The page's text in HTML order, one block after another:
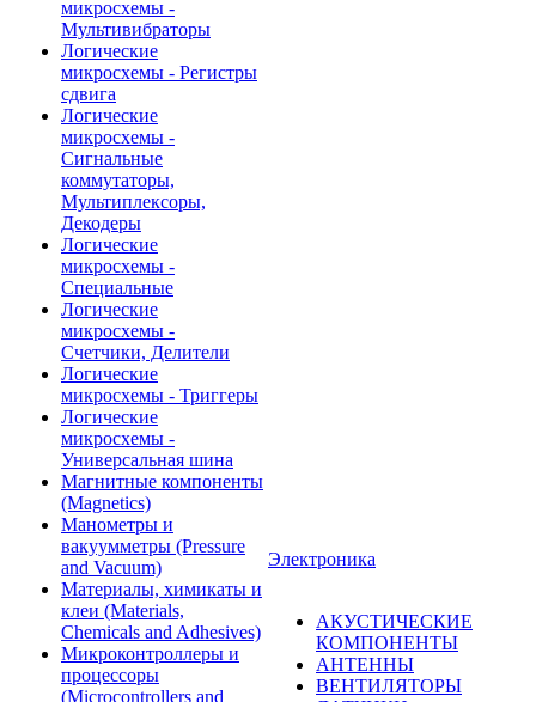
микросхемы -
Мультивибраторы
Логические
микросхемы - Регистры
сдвига
Логические
микросхемы -
Сигнальные
коммутаторы,
Мультиплексоры,
Декодеры
Логические
микросхемы -
Специальные
Логические
микросхемы -
Счетчики, Делители
Логические
микросхемы - Триггеры
Логические
микросхемы -
Универсальная шина
Магнитные компоненты
(Magnetics)
Манометры и
вакуумметры (Pressure
and Vacuum)
Материалы, химикаты и
клеи (Materials,
Chemicals and Adhesives)
Микроконтроллеры и
процессоры
(Microcontrollers and
Электроника
АКУСТИЧЕСКИЕ
КОМПОНЕНТЫ
АНТЕННЫ
ВЕНТИЛЯТОРЫ